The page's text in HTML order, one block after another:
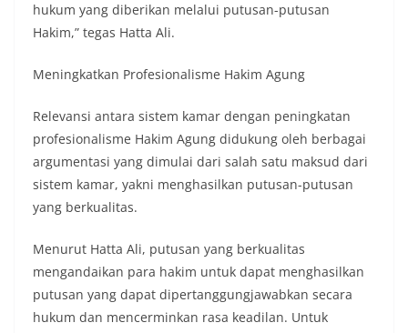
hukum yang diberikan melalui putusan-putusan
Hakim,” tegas Hatta Ali.
Meningkatkan Profesionalisme Hakim Agung
Relevansi antara sistem kamar dengan peningkatan
profesionalisme Hakim Agung didukung oleh berbagai
argumentasi yang dimulai dari salah satu maksud dari
sistem kamar, yakni menghasilkan putusan-putusan
yang berkualitas.
Menurut Hatta Ali, putusan yang berkualitas
mengandaikan para hakim untuk dapat menghasilkan
putusan yang dapat dipertanggungjawabkan secara
hukum dan mencerminkan rasa keadilan. Untuk